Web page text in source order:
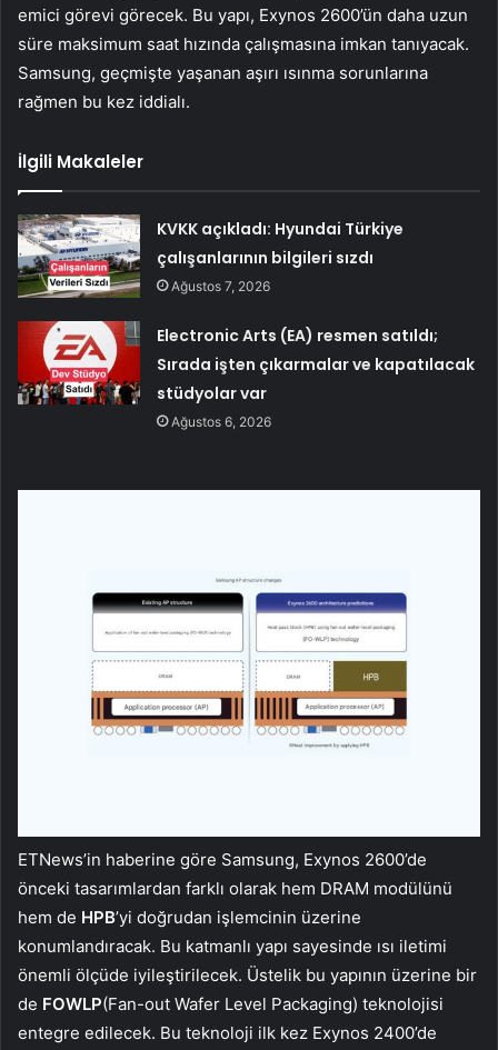
emici görevi görecek. Bu yapı, Exynos 2600’ün daha uzun
süre maksimum saat hızında çalışmasına imkan tanıyacak.
Samsung, geçmişte yaşanan aşırı ısınma sorunlarına
rağmen bu kez iddialı.
İlgili Makaleler
KVKK açıkladı: Hyundai Türkiye
çalışanlarının bilgileri sızdı
Ağustos 7, 2026
Electronic Arts (EA) resmen satıldı;
Sırada işten çıkarmalar ve kapatılacak
stüdyolar var
Ağustos 6, 2026
ETNews’in haberine göre Samsung, Exynos 2600’de
önceki tasarımlardan farklı olarak hem DRAM modülünü
hem de HPB’yi doğrudan işlemcinin üzerine
konumlandıracak. Bu katmanlı yapı sayesinde ısı iletimi
önemli ölçüde iyileştirilecek. Üstelik bu yapının üzerine bir
de FOWLP(Fan-out Wafer Level Packaging) teknolojisi
entegre edilecek. Bu teknoloji ilk kez Exynos 2400’de